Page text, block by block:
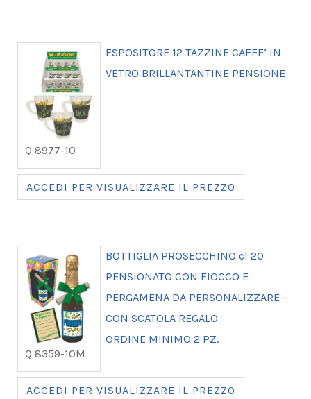
Q 8977-10
ESPOSITORE 12 TAZZINE CAFFE’ IN
VETRO BRILLANTANTINE PENSIONE
ACCEDI PER VISUALIZZARE IL PREZZO
Q 8359-10M
BOTTIGLIA PROSECCHINO cl 20
PENSIONATO CON FIOCCO E
PERGAMENA DA PERSONALIZZARE –
CON SCATOLA REGALO
ORDINE MINIMO 2 PZ.
ACCEDI PER VISUALIZZARE IL PREZZO